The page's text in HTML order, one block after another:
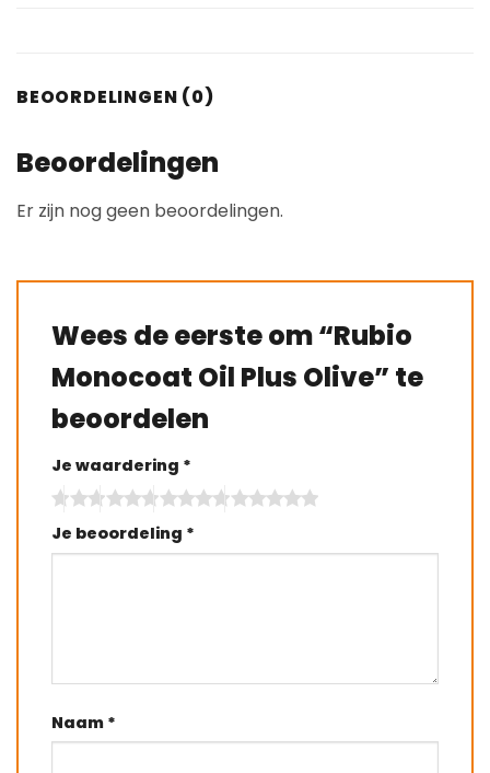
BEOORDELINGEN (0)
Beoordelingen
Er zijn nog geen beoordelingen.
Wees de eerste om “Rubio
Monocoat Oil Plus Olive” te
beoordelen
Je waardering *
Je beoordeling *
Naam *